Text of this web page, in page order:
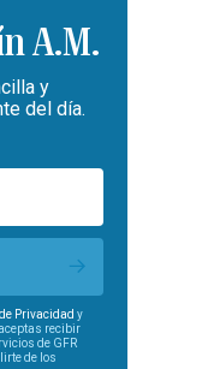
A.M.
y
del día.
Privacidad y
recibir
de GFR
de los